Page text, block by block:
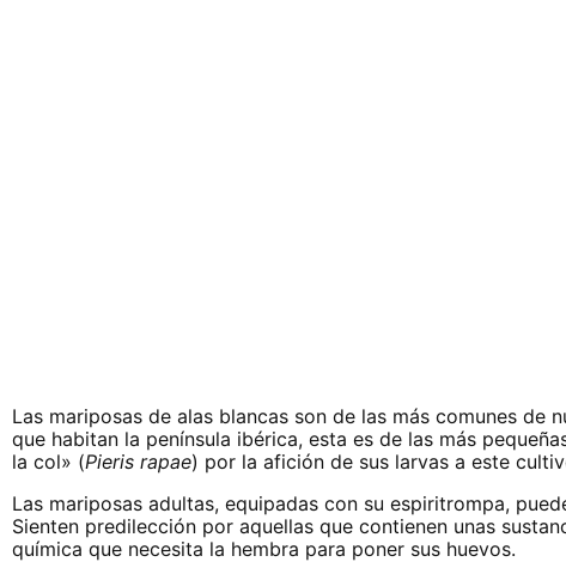
Las mariposas de alas blancas son de las más comunes de
que habitan la península ibérica, esta es de las más
la col» (Pieris rapae) por la afición de sus larvas a este
Las mariposas adultas, equipadas con su espiritrompa,
Sienten predilección por aquellas que contienen unas
química que necesita la hembra para poner sus huevos.